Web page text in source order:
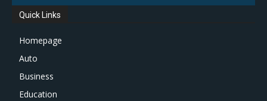
Quick Links
Homepage
Auto
Business
Education